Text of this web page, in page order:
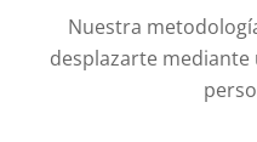
Nuestra
desplazarte